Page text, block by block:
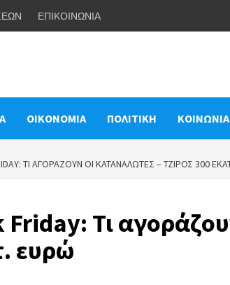
ΕΠΙΚΟΙΝΩΝΙΑ
ΟΙΚΟΝΟΜΙΑ ΠΟΛΙΤΙΚΗ ΚΟΙΝΩΝΙΑ
ΤΙ ΑΓΟΡΆΖΟΥΝ ΟΙ ΚΑΤΑΝΑΛΩΤΈΣ – ΤΖΊΡΟΣ 300
Friday: Τι
ευρώ